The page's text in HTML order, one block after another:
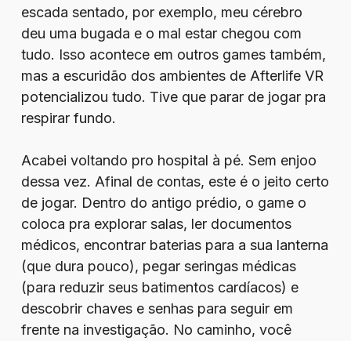
escada sentado, por exemplo, meu cérebro
deu uma bugada e o mal estar chegou com
tudo. Isso acontece em outros games também,
mas a escuridão dos ambientes de Afterlife VR
potencializou tudo. Tive que parar de jogar pra
respirar fundo.
Acabei voltando pro hospital à pé. Sem enjoo
dessa vez. Afinal de contas, este é o jeito certo
de jogar. Dentro do antigo prédio, o game o
coloca pra explorar salas, ler documentos
médicos, encontrar baterias para a sua lanterna
(que dura pouco), pegar seringas médicas
(para reduzir seus batimentos cardíacos) e
descobrir chaves e senhas para seguir em
frente na investigação. No caminho, você